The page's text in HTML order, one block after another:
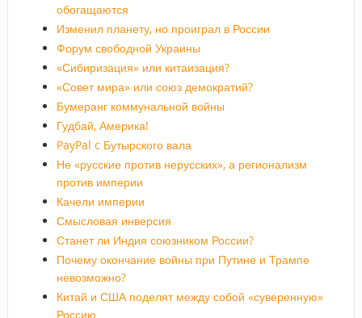
обогащаются
Изменил планету, но проиграл в России
Форум свободной Украины
«Сибиризация» или китаизация?
«Совет мира» или союз демократий?
Бумеранг коммунальной войны
Гудбай, Америка!
PayPal c Бутырского вала
Не «русские против нерусских», а регионализм
против империи
Качели империи
Смысловая инверсия
Станет ли Индия союзником России?
Почему окончание войны при Путине и Трампе
невозможно?
Китай и США поделят между собой «суверенную»
Россию